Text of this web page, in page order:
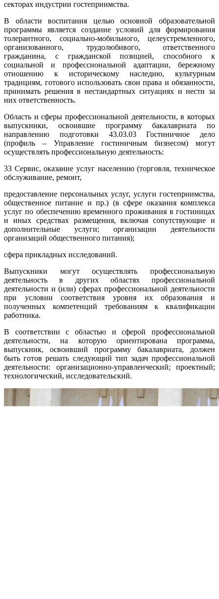
секторах индустрии гостеприимства.
В области воспитания целью основной образовательной
программы является создание условий для формирования
толерантного, социально-мобильного, целеустремленного,
организованного, трудолюбивого, ответственного
гражданина, с гражданской позицией, способного к
социальной и профессиональной адаптации, бережному
отношению к историческому наследию, культурным
традициям, готового использовать свои права и обязанности,
принимать решения в нестандартных ситуациях и нести за
них ответственность.
Область и сферы профессиональной деятельности, в которых
выпускники, освоившие программу бакалавриата по
направлению подготовки 43.03.03 Гостиничное дело
(профиль – Управление гостиничным бизнесом) могут
осуществлять профессиональную деятельность:
33 Сервис, оказание услуг населению (торговля, техническое
обслуживание, ремонт,
предоставление персональных услуг, услуги гостеприимства,
общественное питание и пр.) (в сфере оказания комплекса
услуг по обеспечению временного проживания в гостиницах
и иных средствах размещения, включая сопутствующие и
дополнительные услуги; организации деятельности
организаций общественного питания);
сфера прикладных исследований.
Выпускники могут осуществлять профессиональную
деятельность в других областях профессиональной
деятельности и (или) сферах профессиональной деятельности
при условии соответствия уровня их образования и
полученных компетенций требованиям к квалификации
работника.
В соответствии с областью и сферой профессиональной
деятельности, на которую ориентирована программа,
выпускник, освоивший программу бакалавриата, должен
быть готов решать следующий тип задач профессиональной
деятельности: организационно-управленческий; проектный;
технологический, исследовательский.